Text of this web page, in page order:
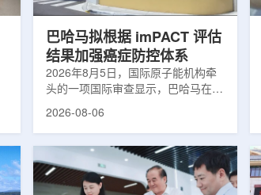
巴哈马拟根据 imPACT 评估
结果加强癌症防控体系
2026年8月5日，国际原子能机构牵
头的一项国际审查显示，巴哈马在加
强癌症治疗服务方面具备进一步提升
治疗效果提出了路线图。巴哈马拿骚
玛格丽特公主医院(图片：Pelow
Media/Adobe Stock)这项 imPACT
2026-08-06